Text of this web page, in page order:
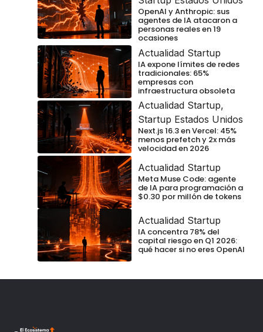
OpenAI y Anthropic: sus
agentes de IA atacaron a
personas reales en 19
ocasiones
Actualidad Startup
IA expone límites de redes
tradicionales: 65%
empresas con
infraestructura obsoleta
Actualidad Startup,
Startup Estados Unidos
Next.js 16.3 en Vercel: 45%
menos prefetch y 2x más
velocidad en 2026
Actualidad Startup
Meta Muse Code: agente
de IA para programación a
$0.30 por millón de tokens
Actualidad Startup
IA concentra 78% del
capital riesgo en Q1 2026:
qué hacer si no eres OpenAI